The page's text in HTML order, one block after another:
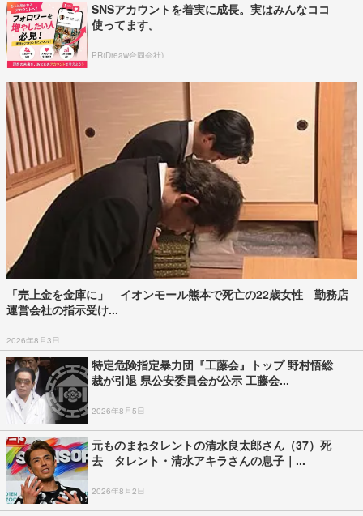
SNSアカウントを着実に成長。実はみんなココ
使ってます。
PR(Dreaw合同会社)
「売上金を金庫に」 イオンモール熊本で死亡の22歳女性 勤務店
運営会社の指示受け...
2026年8月3日
特定危険指定暴力団『工藤会』トップ 野村悟総
裁が引退 県公安委員会が公示 工藤会...
2026年8月5日
元ものまねタレントの清水良太郎さん（37）死
去 タレント・清水アキラさんの息子｜...
2026年8月2日